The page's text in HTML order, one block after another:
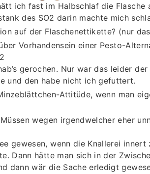
ich fast im Halbschlaf die Flasche
des SO2 darin machte mich
auf der Flaschenettikette? (nur
Vorhandensein einer Pesto-
gerochen. Nur war das leider
und den habe nicht ich gefuttert.
Attitüde, wenn man
wegen irgendwelcher eher
gewesen, wenn die Knallerei innert
Dann hätte man sich in der
dann wär die Sache erledigt